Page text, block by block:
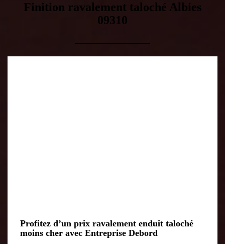
Finition ravalement taloché Albies
09310
Profitez d’un prix ravalement enduit taloché
moins cher avec Entreprise Debord